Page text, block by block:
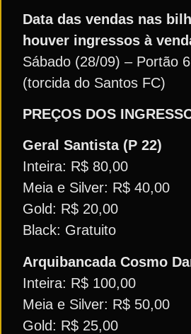
Data das vendas nas
houver ingressos à
Sábado (28/09) – Portão
(torcida do Santos FC)
PREÇOS DOS
Geral Santista (P 22)
Inteira: R$ 80,00
Meia e Silver: R$ 40,00
Gold: R$ 20,00
Black: Gratuito
Arquibancada Cosmo
Inteira: R$ 100,00
Meia e Silver: R$ 50,00
Gold: R$ 25,00